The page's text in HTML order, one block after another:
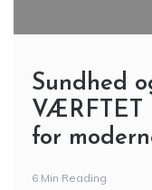
Sundhed
VÆRFTET
for
6 Min Reading